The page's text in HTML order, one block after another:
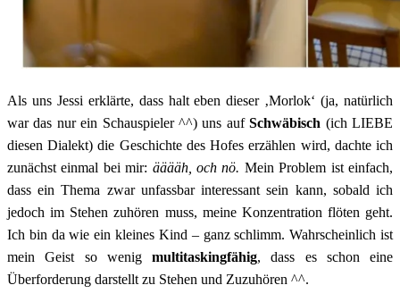
Als uns Jessi erklärte, dass halt eben dieser ‚Morlok‘ (ja, natürlich
war das nur ein Schauspieler ^^) uns aufSchwäbisch (ich LIEBE
diesen Dialekt) die Geschichte des Hofes erzählen wird, dachte ich
zunächst einmal bei mir: ääääh, och nö. Mein Problem ist einfach,
dass ein Thema zwar unfassbar interessant sein kann, sobald ich
jedoch im Stehen zuhören muss, meine Konzentration flöten geht.
Ich bin da wie ein kleines Kind – ganz schlimm. Wahrscheinlich ist
mein Geist so wenig multitaskingfähig, dass es schon eine
Überforderung darstellt zu Stehen und Zuzuhören ^^.